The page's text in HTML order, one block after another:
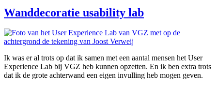
Wanddecoratie usability lab
Ik was er al trots op dat ik samen met een aantal mensen het User
Experience Lab bij VGZ heb kunnen opzetten. En ik ben extra trots
dat ik de grote achterwand een eigen invulling heb mogen geven.